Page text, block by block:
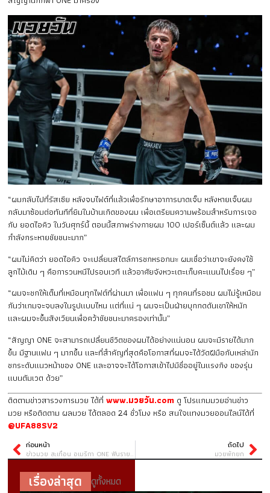
“ผมกลับไปที่รัสเซีย หลังจบไฟต์ที่แล้วเพื่อรักษาอาการบาดเจ็บ หลังหายเจ็บผม
กลับมาซ้อมต่อทันทีที่ยิมในบ้านเกิดของผม เพื่อเตรียมความพร้อมสำหรับการเจอ
กับ ยอดไอคิว ในวันศุกร์นี้ ตอนนี้สภาพร่างกายผม 100 เปอร์เซ็นต์แล้ว และผม
กำลังกระหายชัยชนะมาก”
“ผมไม่คิดว่า ยอดไอคิว จะเปลี่ยนสไตล์การชกหรอกนะ ผมเชื่อว่าเขาจะยังคงใช้
ลูกไม้เดิม ๆ คือการวนหนีไปรอบเวที แล้วอาศัยจังหวะเตะเก็บคะแนนไปเรื่อย ๆ”
“ผมจะชกให้เต็มที่เหมือนทุกไฟต์ที่ผ่านมา เพื่อแฟน ๆ ทุกคนที่รอชม ผมไม่รู้เหมือน
กันว่าเกมจะจบลงในรูปแบบไหน แต่ที่แน่ ๆ ผมจะเป็นฝ่ายบุกกดดันเขาให้หนัก
และผมจะขึ้นสังเวียนเพื่อคว้าชัยชนะมาครองเท่านั้น”
“สัญญา ONE จะสามารถเปลี่ยนชีวิตของผมได้อย่างแน่นอน ผมจะมีรายได้มาก
ขึ้น มีฐานแฟน ๆ มากขึ้น และที่สำคัญที่สุดคือโอกาสที่ผมจะได้วัดฝีมือกับเหล่านัก
ชกระดับแนวหน้าของ ONE และอาจจะได้โอกาสเข้าไปมีชื่ออยู่ในแรงกิง ของรุ่น
แบนตัมเวต ด้วย”
ติดตามข่าวสารวงการมวย ได้ที่www.มวยวัน.com ดู โปรแกมมวยอ่านข่าว
มวย หรือติดตาม ผลมวย ได้ตลอด 24 ชั่วโมง หรือ สนใจแทงมวยออนไลน์ได้ที่
@UFA88SV2
ก่อนหน้า
ข่าวมวย สะเทือน อเมริกา ONE ฟันรายได้เหนือมวยปล้ำ WWE
ถัดไป
มวยพักยก
เรื่องล่าสุด ดูทั้งหมด